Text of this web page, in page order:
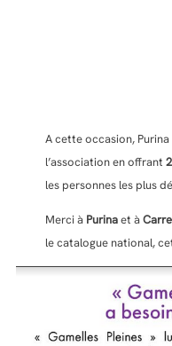
A cette occasion,
l’association en offrant
les personnes les plus
Merci à Purinaet à
le catalogue national,